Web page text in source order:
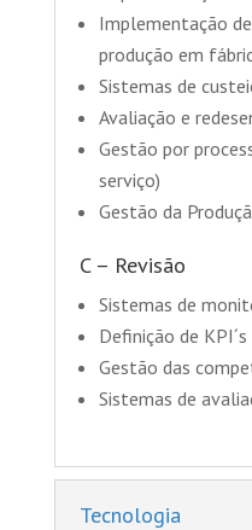
Implementação
produção em
Sistemas de
Avaliação e
Gestão por
serviço)
Gestão da
C – Revisão
Sistemas de
Definição de
Gestão das
Sistemas de
Tecnologia